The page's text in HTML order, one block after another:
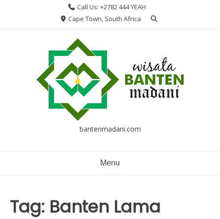
Call Us: +2782 444 YEAH
Cape Town, South Africa
bantenmadani.com
Menu
Tag: Banten Lama